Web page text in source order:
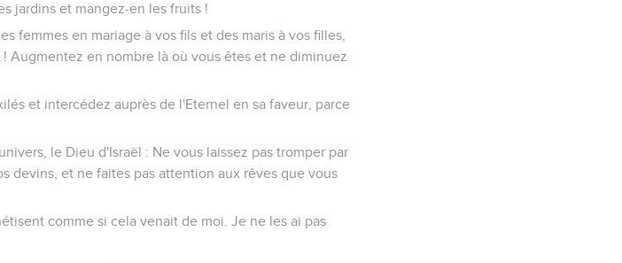
jardins et mangez-en les fruits !
femmes en mariage à vos fils et des maris à vos filles,
Augmentez en nombre là où vous êtes et ne diminuez
et intercédez auprès de l'Eternel en sa faveur, parce
le Dieu d'Israël : Ne vous laissez pas tromper par
devins, et ne faites pas attention aux rêves que vous
comme si cela venait de moi. Je ne les ai pas